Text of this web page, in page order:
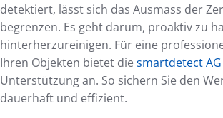
detektiert, lässt sich das Ausmass der
begrenzen. Es geht darum, proaktiv zu
hinterherzureinigen. Für eine
Ihren Objekten bietet diesmartdetect AG
Unterstützung an. So sichern Sie den
dauerhaft und effizient.